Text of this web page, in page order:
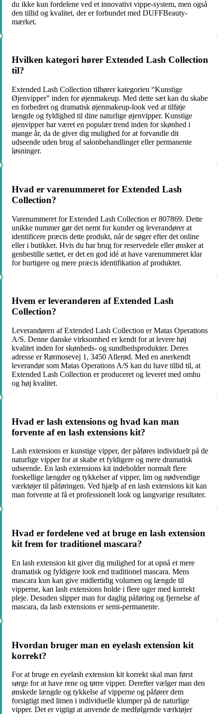
du ikke kun fordelene ved et innovativt vippe-system, men også
den tillid og kvalitet, der er forbundet med DUFFBeauty-
mærket.
Hvilken kategori hører Extended Lash Collection
til?
Extended Lash Collection tilhører kategorien “Kunstige
Øjenvipper” inden for øjenmakeup. Med dette sæt kan du skabe
en forbedret og dramatisk øjenmakeup-look ved at tilføje
længde og fyldighed til dine naturlige øjenvipper. Kunstige
øjenvipper har været en populær trend inden for skønhed i
mange år, da de giver dig mulighed for at forvandle dit
udseende uden brug af salonbehandlinger eller permanente
løsninger.
Hvad er varenummeret for Extended Lash
Collection?
Varenummeret for Extended Lash Collection er 807869. Dette
unikke nummer gør det nemt for kunder og leverandører at
identificere præcis dette produkt, når de søger efter det online
eller i butikker. Hvis du har brug for reservedele eller ønsker at
genbestille sættet, er det en god idé at have varenummeret klar
for hurtigere og mere præcis identifikation af produktet.
Hvem er leverandøren af Extended Lash
Collection?
Leverandøren af Extended Lash Collection er Matas Operations
A/S. Denne danske virksomhed er kendt for at levere høj
kvalitet inden for skønheds- og sundhedsprodukter. Deres
adresse er Rørmosevej 1, 3450 Allerød. Med en anerkendt
leverandør som Matas Operations A/S kan du have tillid til, at
Extended Lash Collection er produceret og leveret med omhu
og høj kvalitet.
Hvad er lash extensions og hvad kan man
forvente af en lash extensions kit?
Lash extensions er kunstige vipper, der påføres individuelt på de
naturlige vipper for at skabe et fyldigere og mere dramatisk
udseende. En lash extensions kit indeholder normalt flere
forskellige længder og tykkelser af vipper, lim og nødvendige
værktøjer til påføringen. Ved hjælp af en lash extensions kit kan
man forvente at få et professionelt look og langvarige resultater.
Hvad er fordelene ved at bruge en lash extension
kit frem for traditionel mascara?
En lash extension kit giver dig mulighed for at opnå et mere
dramatisk og fyldigere look end traditionel mascara. Mens
mascara kun kan give midlertidig volumen og længde til
vipperne, kan lash extensions holde i flere uger med korrekt
pleje. Desuden slipper man for daglig påføring og fjernelse af
mascara, da lash extensions er semi-permanente.
Hvordan bruger man en eyelash extension kit
korrekt?
For at bruge en eyelash extension kit korrekt skal man først
sørge for at have rene og tørre vipper. Derefter vælger man den
ønskede længde og tykkelse af vipperne og påfører dem
forsigtigt med limen i individuelle klumper på de naturlige
vipper. Det er vigtigt at anvende de medfølgende værktøjer